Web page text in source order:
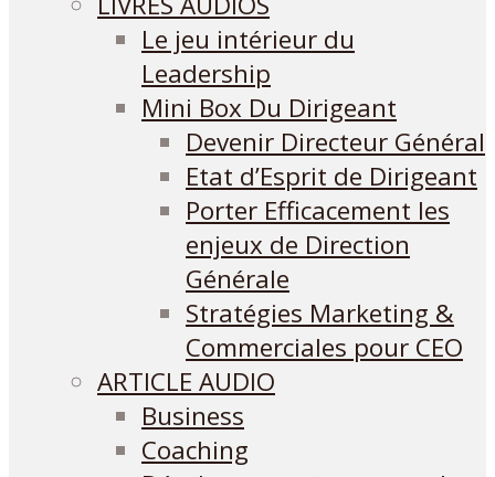
Le jeu intérieur du
Leadership
Mini Box Du Dirigeant
Devenir Directeur Général
Etat d’Esprit de Dirigeant
Porter Efficacement les
enjeux de Direction
Générale
Stratégies Marketing &
Commerciales pour CEO
ARTICLE AUDIO
Business
Coaching